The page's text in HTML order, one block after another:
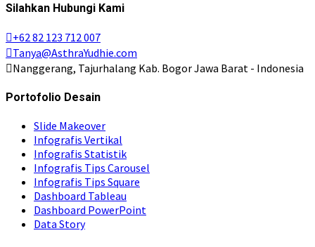
Silahkan Hubungi Kami
+62 82 123 712 007
Tanya@AsthraYudhie.com
Nanggerang, Tajurhalang Kab. Bogor Jawa Barat - Indonesia
Portofolio Desain
Slide Makeover
Infografis Vertikal
Infografis Statistik
Infografis Tips Carousel
Infografis Tips Square
Dashboard Tableau
Dashboard PowerPoint
Data Story